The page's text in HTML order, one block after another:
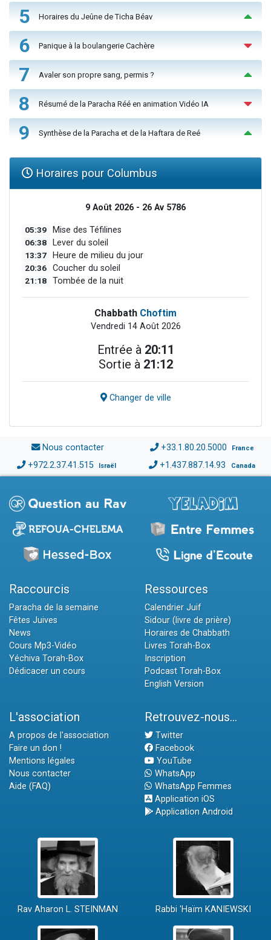
5 Horaires du Jeûne de Ticha Béav
6 Panique à la boulangerie Cachère
7 Avaler son propre sang, permis ?
8 Résumé de la Paracha Réé en animation Vidéo IA
9 Synthèse de la Paracha et de la Haftara de Reé
Horaires pour Columbus
9 Août 2026 - 26 Av 5786
05:39 Mise des Téfilines
06:38 Lever du soleil
13:37 Heure de milieu du jour
20:36 Coucher du soleil
21:18 Tombée de la nuit
Chabbath Choftim
Vendredi 14 Août 2026
Entrée à 20:11
Sortie à 21:12
Changer de ville
Nous contacter +33.1.80.20.5000 France
+972.2.37.41.515 Israël +1.437.887.14.93 Canada
Raccourcis
Paracha de la semaine
Fêtes Juives
News
Cours Mp3-Vidéo
Yéchiva Torah-Box
Dédicacer un cours
Ressources
Calendrier Juif
Sidour (livre de prière)
Horaires de Chabbath
Livres Torah-Box
Inscription
Podcast Torah-Box
English Version
L'association
A propos de l'association
Faire un don !
Mentions légales
Nous contacter
Aide (FAQ)
Retrouvez-nous...
Twitter
Facebook
YouTube
WhatsApp
WhatsApp Femmes
Application iOS
Application Android
Rav Aharon L. STEINMAN Rabbi 'Haïm KANIEWSKI